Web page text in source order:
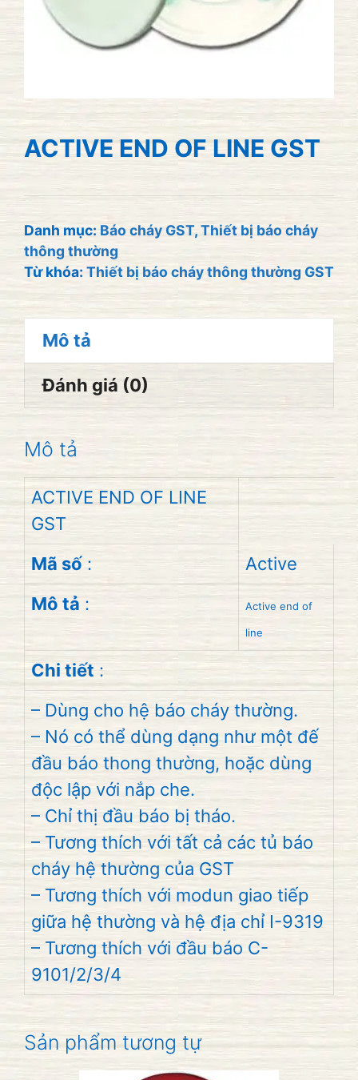
ACTIVE END OF LINE GST
Danh mục: Báo cháy GST,Thiết bị báo cháy
thông thường
Từ khóa: Thiết bị báo cháy thông thường GST
Mô tả
Đánh giá (0)
Mô tả
ACTIVE END OF LINE
GST
Mã số:
Active
Mô tả : Active end of
line
Chi tiết :
– Dùng cho hệ báo cháy thường.
– Nó có thể dùng dạng như một đế
đầu báo thong thường, hoặc dùng
độc lập với nắp che.
– Chỉ thị đầu báo bị tháo.
– Tương thích với tất cả các tủ báo
cháy hệ thường của GST
– Tương thích với modun giao tiếp
giữa hệ thường và hệ địa chỉ I-9319
– Tương thích với đầu báo C-
9101/2/3/4
Sản phẩm tương tự